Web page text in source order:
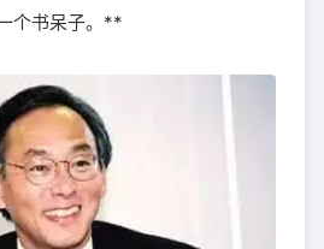
个书呆子。**